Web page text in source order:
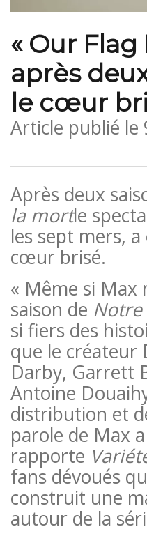
« Our
après
le cœur
Article publié le
Après deux
la mortle
les sept mers,
cœur brisé.
« Même si Max
saison de
si fiers des
que le créateur
Darby, Garrett
Antoine
distribution et
parole de Max
rapporte
fans dévoués
construit une
autour de la